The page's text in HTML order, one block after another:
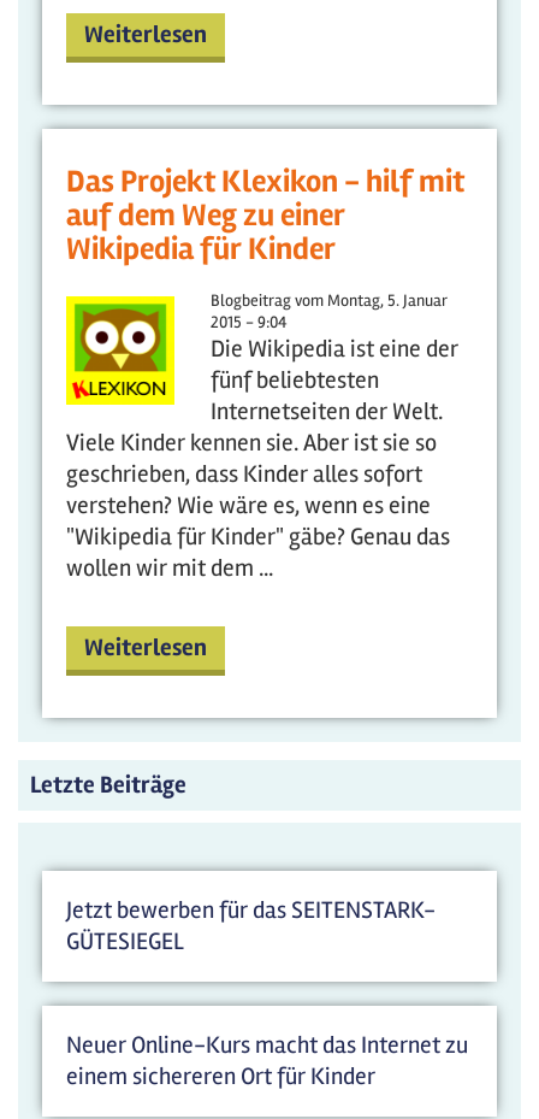
Weiterlesen
Das Projekt Klexikon - hilf mit
auf dem Weg zu einer
Wikipedia für Kinder
Blogbeitrag vom Montag, 5. Januar
2015 - 9:04
Die Wikipedia ist eine der
fünf beliebtesten
Internetseiten der Welt.
Viele Kinder kennen sie. Aber ist sie so
geschrieben, dass Kinder alles sofort
verstehen? Wie wäre es, wenn es eine
"Wikipedia für Kinder" gäbe? Genau das
wollen wir mit dem ...
Weiterlesen
Letzte Beiträge
Jetzt bewerben für das SEITENSTARK-
GÜTESIEGEL
Neuer Online-Kurs macht das Internet zu
einem sichereren Ort für Kinder